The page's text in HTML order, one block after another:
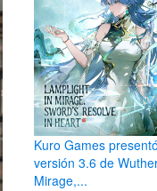
Kuro Games
versión 3.6 de
Mirage,...